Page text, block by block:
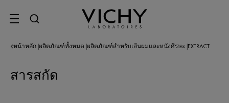
SITE MENU
หน้าหลัก ผลิตภัณฑ์ทั้งหมด ผลิตภัณฑ์สำหรับเส้นผมและหนังศีรษะ EXTRACT
สารสกัด